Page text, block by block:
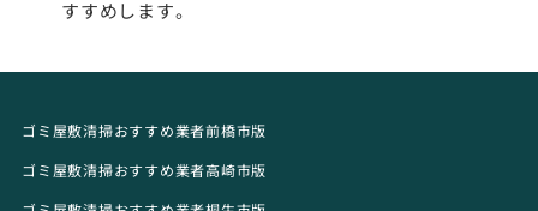
すすめします。
ゴミ屋敷清掃おすすめ業者前橋市版
ゴミ屋敷清掃おすすめ業者高崎市版